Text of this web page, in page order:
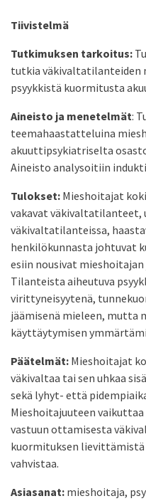
Tiivistelmä
Tutkimuksen tarkoitus:
tutkia väkivaltatilanteiden
psyykkistä kuormitusta
Aineisto ja menetelmät:
teemahaastatteluina
akuuttipsykiatriselta
Aineisto analysoitiin
Tulokset: Mieshoitajat
vakavat väkivaltatilanteet,
väkivaltatilanteissa,
henkilökunnasta johtuvat
esiin nousivat
Tilanteista aiheutuva
virittyneisyytenä,
jäämisenä mieleen, mutta
käyttäytymisen
Päätelmät: Mieshoitajat
väkivaltaa tai sen uhkaa
sekä lyhyt- että
Mieshoitajuuteen
vastuun ottamisesta
kuormituksen
vahvistaa.
Asiasanat: mieshoitaja,